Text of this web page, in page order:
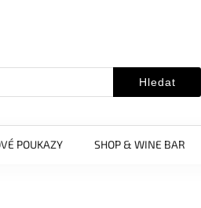
Hledat
POUKAZY SHOP & WINE BAR